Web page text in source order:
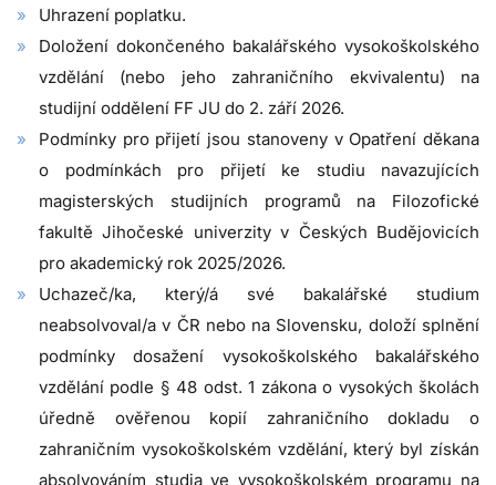
Uhrazení poplatku.
Doložení dokončeného bakalářského vysokoškolského
vzdělání (nebo jeho zahraničního ekvivalentu) na
studijní oddělení FF JU do 2. září 2026.
Podmínky pro přijetí jsou stanoveny v Opatření děkana
o podmínkách pro přijetí ke studiu navazujících
magisterských studijních programů na Filozofické
fakultě Jihočeské univerzity v Českých Budějovicích
pro akademický rok 2025/2026.
Uchazeč/ka, který/á své bakalářské studium
neabsolvoval/a v ČR nebo na Slovensku, doloží splnění
podmínky dosažení vysokoškolského bakalářského
vzdělání podle § 48 odst. 1 zákona o vysokých školách
úředně ověřenou kopií zahraničního dokladu o
zahraničním vysokoškolském vzdělání, který byl získán
absolvováním studia ve vysokoškolském programu na